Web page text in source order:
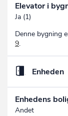
Elevator i
Ja (1)
Denne bygning
9.
Enheden
Enhedens
Andet